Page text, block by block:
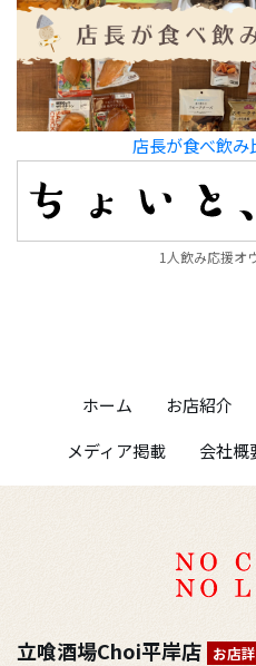
店長が食べ飲み
1人飲み応援オ
ホーム お店紹介
メディア掲載
会社概
立喰酒場Choi平岸店 お店